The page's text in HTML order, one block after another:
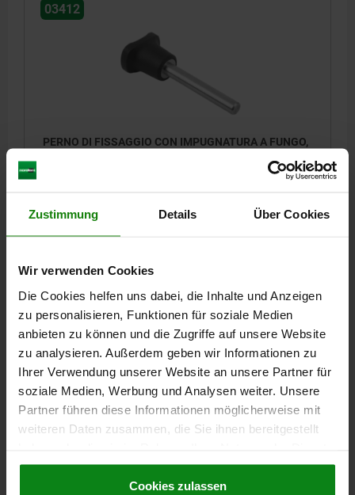
Zustimmung Details Über Cookies
Wir verwenden Cookies
Die Cookies helfen uns dabei, die Inhalte und Anzeigen
zu personalisieren, Funktionen für soziale Medien
anbieten zu können und die Zugriffe auf unsere Website
zu analysieren. Außerdem geben wir Informationen zu
Ihrer Verwendung unserer Website an unsere Partner für
soziale Medien, Werbung und Analysen weiter. Unsere
Partner führen diese Informationen möglicherweise mit
weiteren Daten zusammen, die Sie ihnen bereitgestellt
gesammelt haben.Cookie Richtlinien
Datenschutz|AGB
Cookies zulassen
03412
PERNO DI FISSAGGIO CON IMPUGNATURA A FUNGO,
ACCIAIO INOX, COMP:RESINA TERMOPLASTICA
FORZA DI TAGLIO A DOPPIO TAGLIO MAX. KN=22
B=23
D=33,2
D2=17,3 L2=33 L3=26,1
8,99 CHF
+ IVA
DETTAGLI
03412